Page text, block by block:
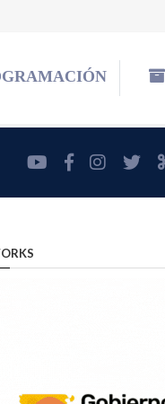
youtubefacebook